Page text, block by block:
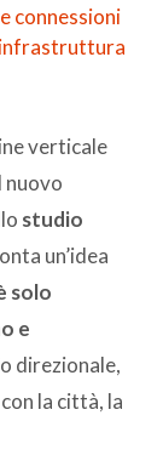
connessioni
infrastruttura
verticale
nuovo
studio
un’idea
solo
e
direzionale,
la città, la